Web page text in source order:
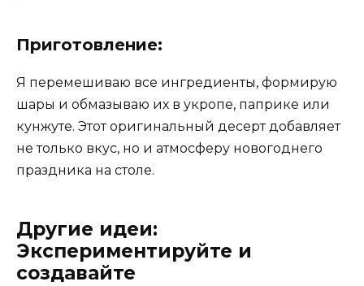
Приготовление:
Я перемешиваю все ингредиенты, формирую
шары и обмазываю их в укропе, паприке или
кунжуте. Этот оригинальный десерт добавляет
не только вкус, но и атмосферу новогоднего
праздника на столе.
Другие идеи:
Экспериментируйте и
создавайте